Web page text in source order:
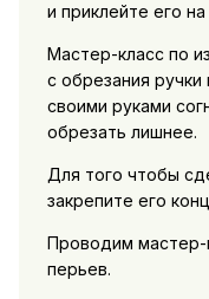
и приклейте его
Мастер-класс по
с обрезания
своими руками
обрезать лишнее.
Для того чтобы
закрепите его
Проводим мастер-
перьев.